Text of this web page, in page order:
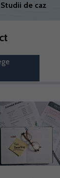
Studii de caz